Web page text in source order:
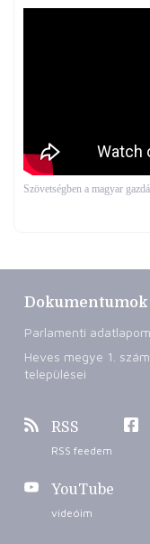
Szövetségben a magyar
Dokumentumok
Parlamenti adatlapom
Heves megye 1.
települései
RSS
RSS feedem
YouTube
videóim